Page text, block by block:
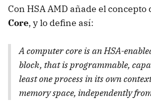
Con HSA AMD añade el concepto
Core, y lo define así:
A computer core is an HSA-
block, that is programmable,
least one process in its own
memory space, independently